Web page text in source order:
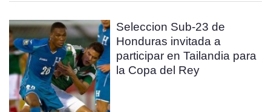
Seleccion Sub-23 de
Honduras invitada a
participar en Tailandia para
la Copa del Rey